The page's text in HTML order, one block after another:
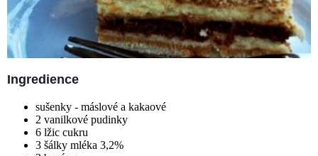
Ingredience
sušenky - máslové a kakaové
2 vanilkové pudinky
6 lžic cukru
3 šálky mléka 3,2%